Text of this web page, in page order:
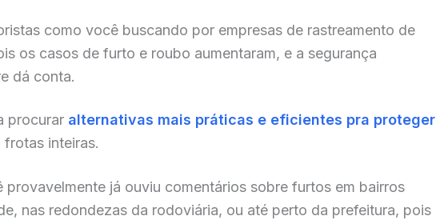
como você buscando por empresas de rastreamento de
os casos de furto e roubo aumentaram, e a segurança
dá conta.
procurar alternativas mais práticas e eficientes pra proteger
inteiras.
provavelmente já ouviu comentários sobre furtos em bairros
nas redondezas da rodoviária, ou até perto da prefeitura, pois